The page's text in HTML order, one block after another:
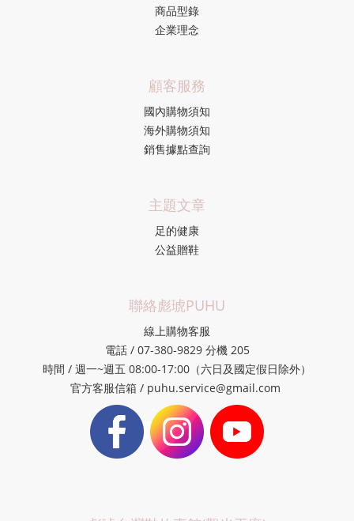
商品型錄
企業理念
顧客服務
國內購物須知
海外購物須知
銷售據點查詢
主題文章
足的健康
公益贈鞋
聯絡彪琥PUHU
線上購物客服
電話 / 07-380-9829 分機 205
時間 / 週一~週五 08:00-17:00（六日及國定假日除外）
官方客服信箱 / puhu.service@gmail.com